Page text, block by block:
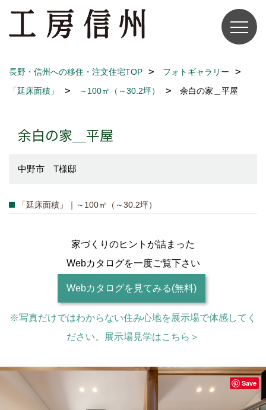
長野・信州への移住・注文住宅TOP
フォトギャラリー
「延床面積」
～100㎡（～30.2坪） 余白の家＿平屋
余白の家＿平屋
中野市 T様邸
「延床面積」｜～100㎡（～30.2坪）
家づくりのヒントが詰まった
Webカタログを一度ご覧下さい
Webカタログを見てみる(無料)
※写真だけではわからない住み心地を展示場で体感してく
ださい。展示場見学はこちら＞
Save